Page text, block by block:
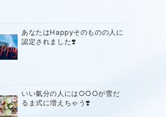
あなたはHappyそのものの人に
認定されました❣️
いい氣分の人には○○○が雪だ
るま式に増えちゃう❣️